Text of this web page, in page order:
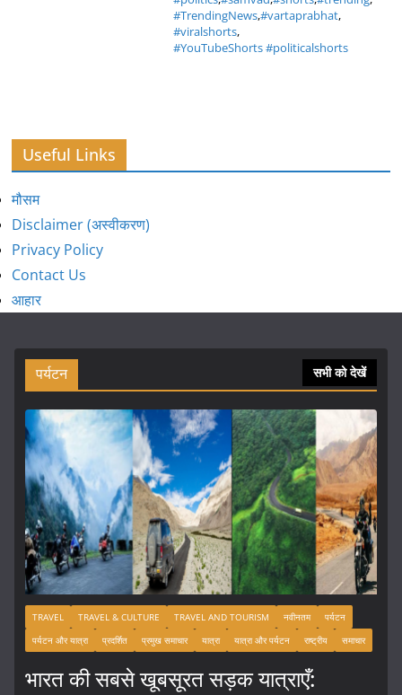
#TrendingNews,#vartaprabhat,
#viralshorts,
#YouTubeShorts #politicalshorts
Useful Links
मौसम
Disclaimer (अस्वीकरण)
Privacy Policy
Contact Us
आहार
पर्यटन सभी को देखें
TRAVEL TRAVEL & CULTURE TRAVEL AND TOURISM नवीनतम
पर्यटन
पर्यटन और यात्रा
प्रदर्शित प्रमुख समाचार यात्रा यात्रा और पर्यटन राष्ट्रीय समाचार
भारत की सबसे खूबसूरत सड़क यात्राएँ: